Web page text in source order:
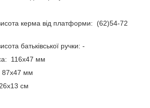
керма від платформи: (62)54-72
батьківської ручки: -
116х47 мм
87х47 мм
см